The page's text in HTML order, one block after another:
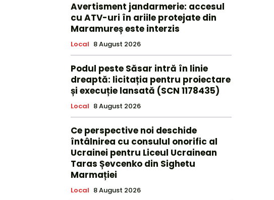
Avertisment jandarmerie: accesul
cu ATV-uri în ariile protejate din
Maramureș este interzis
Local 8 August 2026
Podul peste Săsar intră în linie
dreaptă: licitația pentru proiectare
și execuție lansată (SCN 1178435)
Local 8 August 2026
Ce perspective noi deschide
întâlnirea cu consulul onorific al
Ucrainei pentru Liceul Ucrainean
Taras Șevcenko din Sighetu
Marmației
Local 8 August 2026